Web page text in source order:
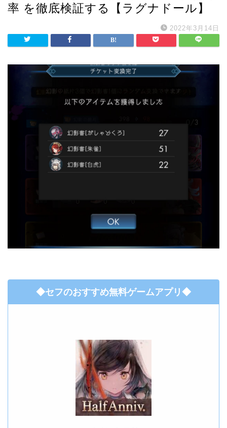
率 を徹底検証する【ラグナドール】
2022年3月14日
◆セフのおすすめ無料ゲームアプリ◆